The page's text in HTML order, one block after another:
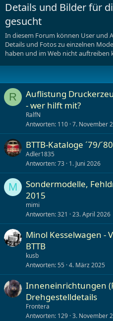
Details und Bilder für
gesucht
In diesem Forum können User und
Details und Fotos zu einzelnen
haben und im Web nicht auftreiben
R
Auflistung
- wer hilft mit?
RalfN
Antworten 110 7. November
BTTB-Kataloge ´79/´80
Adler1835
Antworten 73 1. Juni 2026
M
Sondermodelle,
2015
mimi
Antworten 321 23. April 2026
Minol Kesselwagen -
BTTB
kusb
Antworten 55 4. März 2025
Inneneinrichtungen
Drehgestelldetails
Frontera
Antworten 129 3. November